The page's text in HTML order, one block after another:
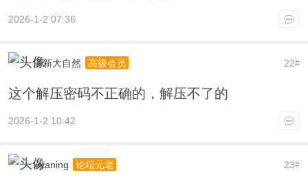
2026-1-2 07:36
22#
清新大自然 高级会员
这个解压密码不正确的，解压不了的
2026-1-2 10:42
23#
xiyaning 论坛元老